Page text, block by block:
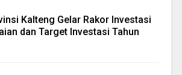
Kalteng Gelar Rakor Investasi
dan Target Investasi Tahun